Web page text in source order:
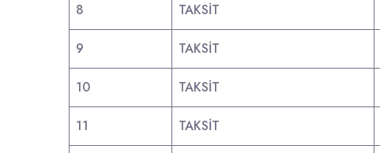
8 TAKSİT
9 TAKSİT
10 TAKSİT
11 TAKSİT